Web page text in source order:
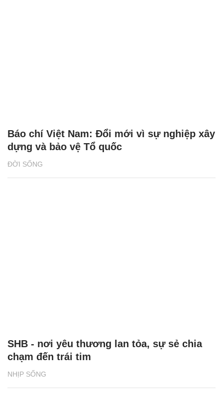
ĐỜI SỐNG
Báo chí Việt Nam: Đổi mới vì sự nghiệp xây
dựng và bảo vệ Tổ quốc
NHỊP SỐNG
SHB - nơi yêu thương lan tỏa, sự sẻ chia
chạm đến trái tim